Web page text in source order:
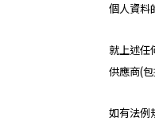
個人資料
就上述任
供應商(
如有法例